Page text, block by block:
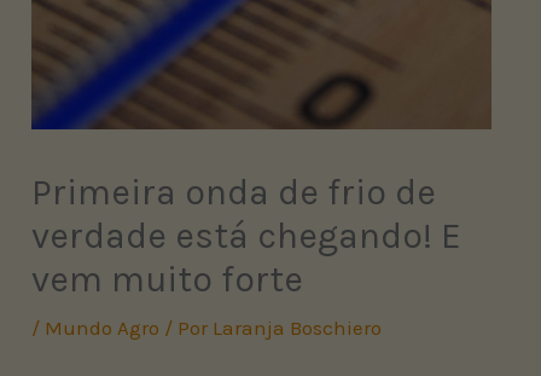
Primeira onda de frio de
verdade está chegando! E
vem muito forte
/ Mundo Agro / Por Laranja Boschiero